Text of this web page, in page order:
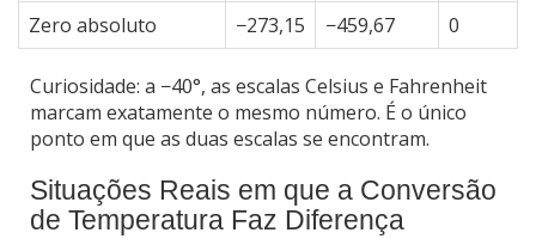
Zero absoluto
−273,15 −459,67 0
Curiosidade: a −40°, as escalas Celsius e Fahrenheit
marcam exatamente o mesmo número. É o único
ponto em que as duas escalas se encontram.
Situações Reais em que a Conversão
de Temperatura Faz Diferença